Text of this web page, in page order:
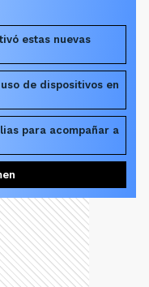
estas nuevas
de dispositivos en
para acompañar a